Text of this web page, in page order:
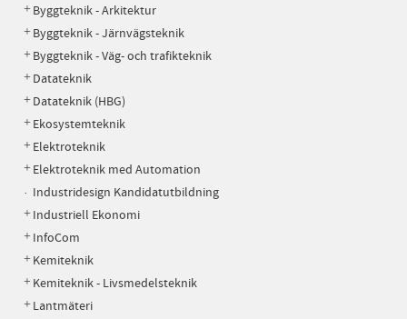
Byggteknik - Arkitektur
Byggteknik - Järnvägsteknik
Byggteknik - Väg- och trafikteknik
Datateknik
Datateknik (HBG)
Ekosystemteknik
Elektroteknik
Elektroteknik med Automation
Industridesign Kandidatutbildning
Industriell Ekonomi
InfoCom
Kemiteknik
Kemiteknik - Livsmedelsteknik
Lantmäteri